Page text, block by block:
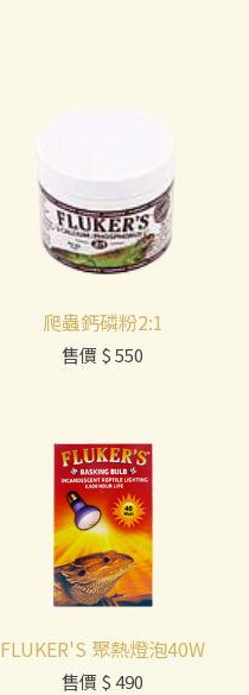
爬蟲鈣磷粉2:1
售價 $ 550
FLUKER'S 聚熱燈泡40W
售價 $ 490